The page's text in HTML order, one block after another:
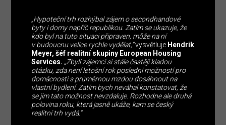
„Hypoteční trh rozhýbal zájem o secondhandové
byty i domy napříč republikou. Zatím se ukazuje, že
kdo byl na tuto situaci připraven, může na ní
v budoucnu velice rychle vydělat,“vysvětluje Hendrik
Meyer, šéf realitní skupiny European Housing
Services. „Zbylí zájemci si stále častěji kladou
otázku, zda není letošní rok poslední možností pro
domácnosti s průměrnou mzdou dosáhnout na
vlastní bydlení. Zatím bych neváhal konstatovat, že
se jim tato možnost nevzdaluje. Rozhodne ale druhá
polovina roku, která jasně ukáže, kam se český
realitní trh vydá.“